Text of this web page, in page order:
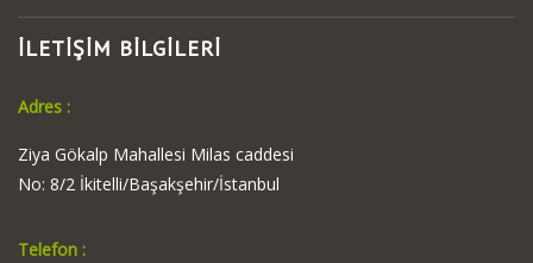
İLETİŞİM BİLGİLERİ
Adres :
Ziya Gökalp Mahallesi Milas caddesi
No: 8/2 İkitelli/Başakşehir/İstanbul
Telefon :